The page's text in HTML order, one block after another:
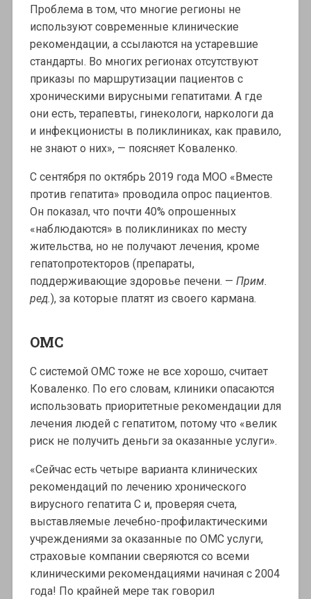
Проблема в том, что многие регионы не
используют современные клинические
рекомендации, а ссылаются на устаревшие
стандарты. Во многих регионах отсутствуют
приказы по маршрутизации пациентов с
хроническими вирусными гепатитами. А где
они есть, терапевты, гинекологи, наркологи да
и инфекционисты в поликлиниках, как правило,
не знают о них», — поясняет Коваленко.
С сентября по октябрь 2019 года МОО «Вместе
против гепатита» проводила опрос пациентов.
Он показал, что почти 40% опрошенных
«наблюдаются» в поликлиниках по месту
жительства, но не получают лечения, кроме
гепатопротекторов (препараты,
поддерживающие здоровье печени. — Прим.
ред.), за которые платят из своего кармана.
ОМС
С системой ОМС тоже не все хорошо, считает
Коваленко. По его словам, клиники опасаются
использовать приоритетные рекомендации для
лечения людей с гепатитом, потому что «велик
риск не получить деньги за оказанные услуги».
«Сейчас есть четыре варианта клинических
рекомендаций по лечению хронического
вирусного гепатита С и, проверяя счета,
выставляемые лечебно-профилактическими
учреждениями за оказанные по ОМС услуги,
страховые компании сверяются со всеми
клиническими рекомендациями начиная с 2004
года! По крайней мере так говорил